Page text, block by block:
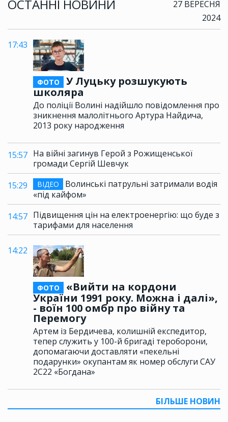
ОСТАННІ НОВИНИ
27 ВЕРЕСНЯ
2024
17:43
ФОТО
У Луцьку розшукують
школяра
До поліції Волині надійшло повідомлення про
зникнення малолітнього Артура Найдича,
2013 року народження
15:57 На війні загинув Герой з Рожищенської
громади Сергій Шевчук
15:29
ВІДЕО
Волинські патрульні затримали водія
«під кайфом»
14:57 Підвищення цін на електроенергію: що буде з
тарифами для населення
14:22
ФОТО
«Вийти на кордони
України 1991 року. Можна і далі»,
- воїн 100 омбр про війну та
Перемогу
Артем із Бердичева, колишній експедитор,
тепер служить у 100-й бригаді тероборони,
допомагаючи доставляти «пекельні
подарунки» окупантам як номер обслуги САУ
2С22 «Богдана»
БІЛЬШЕ НОВИН